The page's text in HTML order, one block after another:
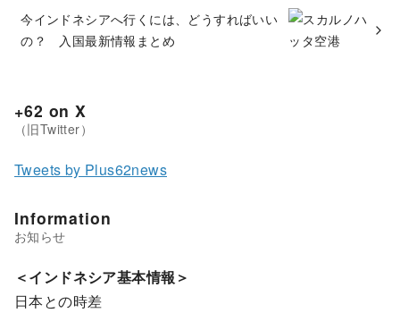
今インドネシアへ行くには、どうすればいい
の？ 入国最新情報まとめ
+62 on X
Tweets by Plus62news
Information
＜インドネシア基本情報＞
日本との時差